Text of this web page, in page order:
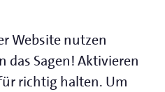
Website nutzen
das Sagen! Aktivieren
richtig halten. Um